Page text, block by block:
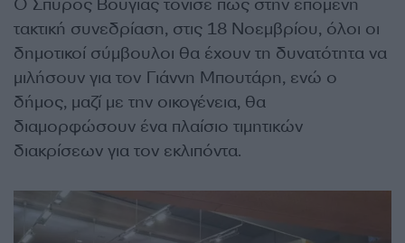
τακτική συνεδρίαση, στις 18 Νοεμβρίου, όλοι οι
δημοτικοί σύμβουλοι θα έχουν τη δυνατότητα να
μιλήσουν για τον Γιάννη Μπουτάρη, ενώ ο
δήμος, μαζί με την οικογένεια, θα
διαμορφώσουν ένα πλαίσιο τιμητικών
διακρίσεων για τον εκλιπόντα.